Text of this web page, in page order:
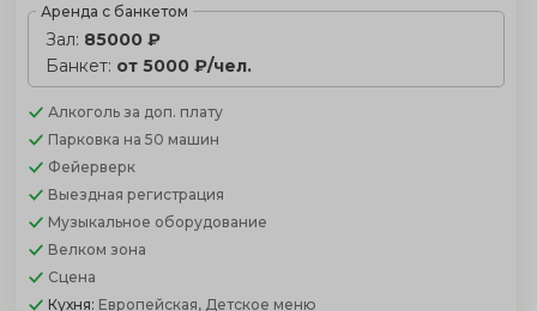
Аренда с банкетом
Зал: 85000 ₽
Банкет: от 5000 ₽/чел.
Алкоголь за доп. плату
Парковка на 50 машин
Фейерверк
Выездная регистрация
Музыкальное оборудование
Велком зона
Сцена
Кухня: Европейская, Детское меню